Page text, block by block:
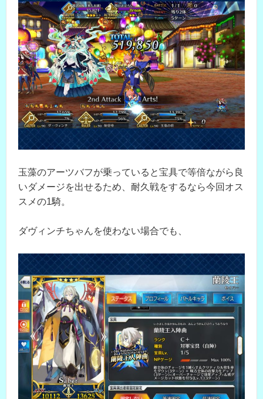
玉藻のアーツバフが乗っていると宝具で等倍ながら良
いダメージを出せるため、耐久戦をするなら今回オス
スメの1騎。
ダヴィンチちゃんを使わない場合でも、